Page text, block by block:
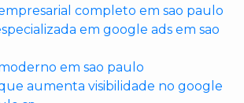
completo em sao paulo
em google ads em sao
em sao paulo
aumenta visibilidade no google